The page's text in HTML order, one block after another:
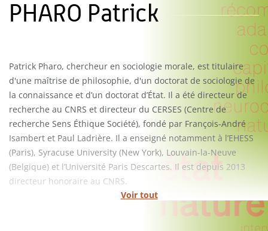
PHARO Patrick
Voir tout
Patrick Pharo, chercheur en sociologie morale, est titulaire
d'une maîtrise de philosophie, d'un doctorat de sociologie de
la connaissance et d’un doctorat d’État. Il a été directeur de
recherche au CNRS et directeur du CERSES (Centre de
recherche Sens Éthique Société), fondé par François-André
Isambert et Paul Ladrière. Il a enseigné notamment à l’EHESS
(Paris), Syracuse University (New York), Louvain-la-Neuve
(Belgique) et l’Université Paris Descartes. Il est depuis 2013
directeur honoraire au CNRS.